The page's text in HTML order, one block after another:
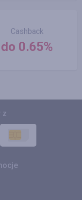
Cashback
do 0.65%
z